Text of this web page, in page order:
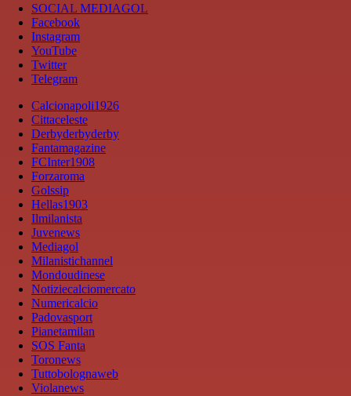
SOCIAL MEDIAGOL
Facebook
Instagram
YouTube
Twitter
Telegram
Calcionapoli1926
Cittaceleste
Derbyderbyderby
Fantamagazine
FCInter1908
Forzaroma
Golssip
Hellas1903
Ilmilanista
Juvenews
Mediagol
Milanistichannel
Mondoudinese
Notiziecalciomercato
Numericalcio
Padovasport
Pianetamilan
SOS Fanta
Toronews
Tuttobolognaweb
Violanews